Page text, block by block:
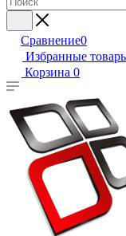
Сравнение0
Избранные
Корзина 0